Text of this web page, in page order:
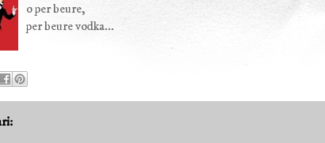
o per beure,
per beure vodka...